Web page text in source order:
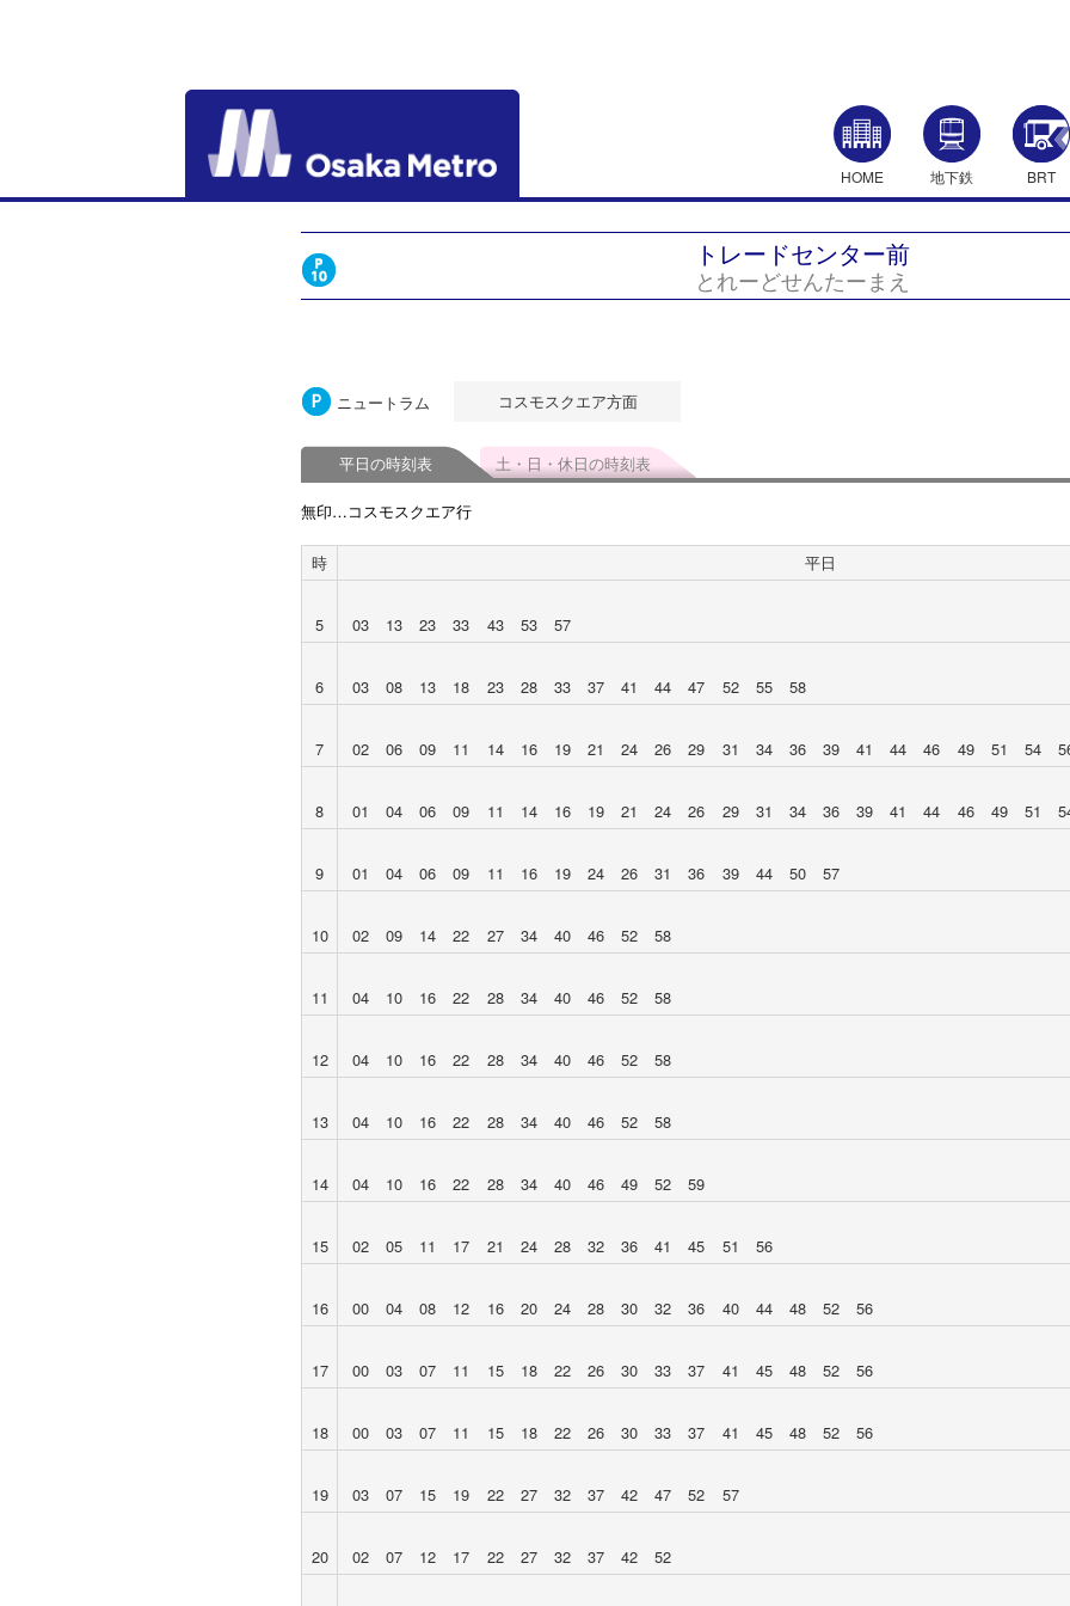
HOME 地下鉄 BRT
トレードセンター前
とれーどせんたーまえ
ニュートラム コスモスクエア方面
平日の時刻表 土・日・休日の時刻表
無印…コスモスクエア行
時 平日
5 03 13 23 33 43 53 57
6 03 08 13 18 23 28 33 37 41 44 47 52 55 58
7 02 06 09 11 14 16 19 21 24 26 29 31 34 36 39 41 44 46 49 51 54
8 01 04 06 09 11 14 16 19 21 24 26 29 31 34 36 39 41 44 46 49 51
9 01 04 06 09 11 16 19 24 26 31 36 39 44 50 57
10 02 09 14 22 27 34 40 46 52 58
11 04 10 16 22 28 34 40 46 52 58
12 04 10 16 22 28 34 40 46 52 58
13 04 10 16 22 28 34 40 46 52 58
14 04 10 16 22 28 34 40 46 49 52 59
15 02 05 11 17 21 24 28 32 36 41 45 51 56
16 00 04 08 12 16 20 24 28 30 32 36 40 44 48 52 56
17 00 03 07 11 15 18 22 26 30 33 37 41 45 48 52 56
18 00 03 07 11 15 18 22 26 30 33 37 41 45 48 52 56
19 03 07 15 19 22 27 32 37 42 47 52 57
20 02 07 12 17 22 27 32 37 42 52